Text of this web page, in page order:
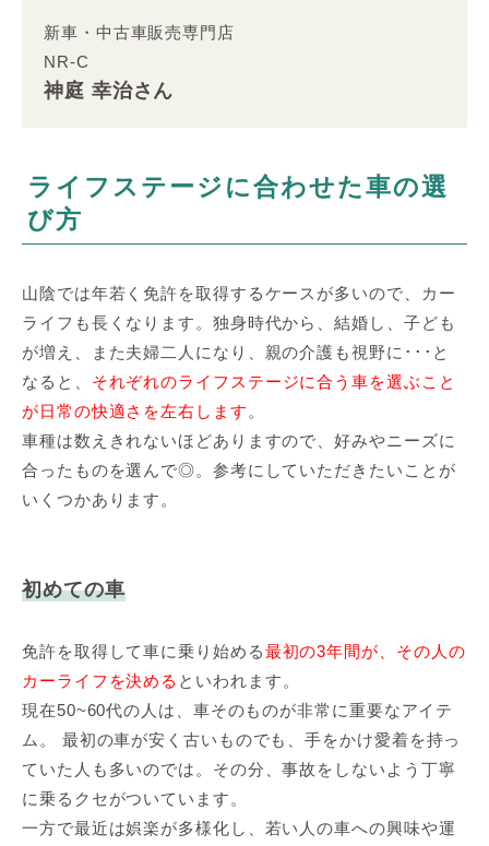
新車・中古車販売専門店
NR-C
神庭 幸治さん
ライフステージに合わせた車の選
び方
山陰では年若く免許を取得するケースが多いので、カー
ライフも長くなります。独身時代から、結婚し、子ども
が増え、また夫婦二人になり、親の介護も視野に･･･と
なると、 それぞれのライフステージに合う車を選ぶこと
が日常の快適さを左右します 。
車種は数えきれないほどありますので、好みやニーズに
合ったものを選んで◎。参考にしていただきたいことが
いくつかあります。
初めての車
免許を取得して車に乗り始める最初の3年間が、その人の
カーライフを決める といわれます。
現在50~60代の人は、車そのものが非常に重要なアイテ
ム。 最初の車が安く古いものでも、手をかけ愛着を持っ
ていた人も多いのでは。その分、事故をしないよう丁寧
に乗るクセがついています。
一方で最近は娯楽が多様化し、若い人の車への興味や運